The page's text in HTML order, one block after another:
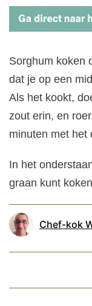
Sorghum koken
dat je op een
Als het kookt,
zout erin, en
minuten met het
In het
graan kunt
Chef-kok